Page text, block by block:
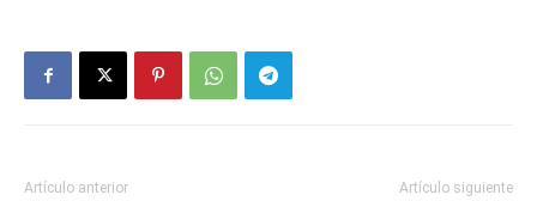
Artículo anterior Artículo siguiente